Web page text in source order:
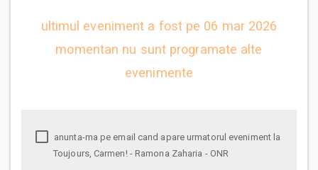
ultimul eveniment a fost pe 06 mar 2026
momentan nu sunt programate alte
evenimente
Toujours, Carmen! - Ramona Zaharia - ONR